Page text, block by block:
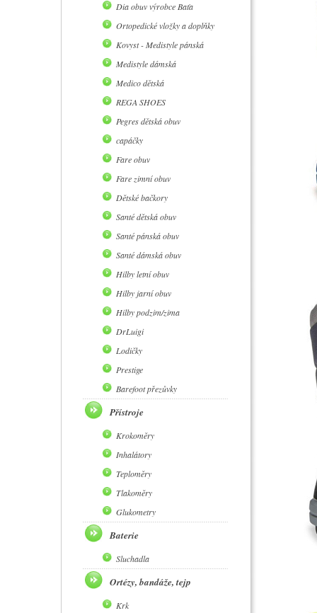
Dia obuv výrobce Baťa
Ortopedické vložky a doplňky
Kovyst - Medistyle pánská
Medistyle dámská
Medico dětská
REGA SHOES
Pegres dětská obuv
capáčky
Fare obuv
Fare zimní obuv
Dětské bačkory
Santé dětská obuv
Santé pánská obuv
Santé dámská obuv
Hilby letní obuv
Hilby jarní obuv
Hilby podzim/zima
DrLuigi
Lodičky
Prestige
Barefoot přezůvky
Přístroje
Krokoměry
Inhalátory
Teploměry
Tlakoměry
Glukometry
Baterie
Sluchadla
Ortézy, bandáže, tejp
Krk